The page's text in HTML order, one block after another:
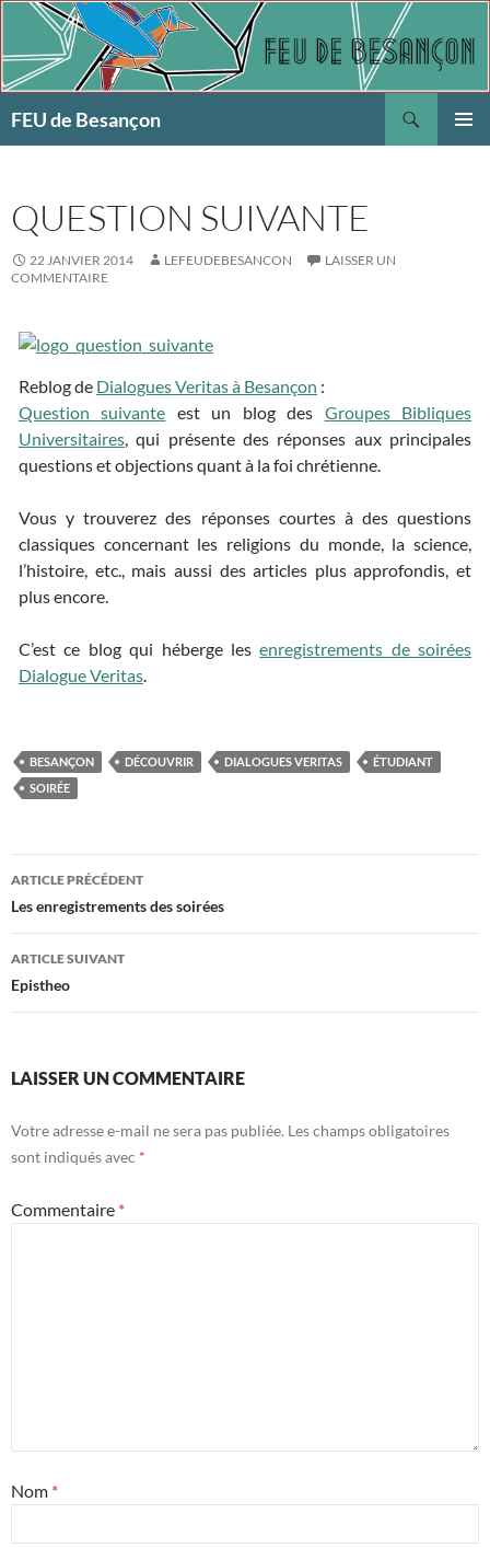
Aller
contenu
FEU de Besançon
QUESTION SUIVANTE
22 JANVIER 2014 LEFEUDEBESANCON
LAISSER UN
COMMENTAIRE
Reblog de Dialogues Veritas à Besançon :
Question suivante est un blog des Groupes Bibliques
Universitaires, qui présente des réponses aux principales
questions et objections quant à la foi chrétienne.
Vous y trouverez des réponses courtes à des questions
classiques concernant les religions du monde, la science,
l’histoire, etc., mais aussi des articles plus approfondis, et
plus encore.
C’est ce blog qui héberge lesenregistrements de soirées
Dialogue Veritas.
BESANÇON DÉCOUVRIR DIALOGUES VERITAS
ÉTUDIANT
SOIRÉE
Navigation
des
articles
ARTICLE PRÉCÉDENT
Les enregistrements des soirées
ARTICLE SUIVANT
Epistheo
LAISSER UN COMMENTAIRE
Votre adresse e-mail ne sera pas publiée. Les champs obligatoires
sont indiqués avec *
Commentaire *
Nom *